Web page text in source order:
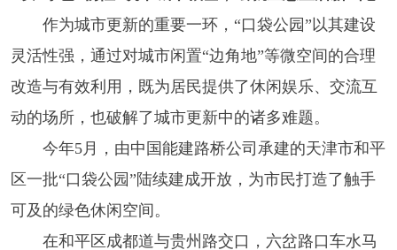
作为城市更新的重要一环，“口袋公园”以其建设
灵活性强，通过对城市闲置“边角地”等微空间的合理
改造与有效利用，既为居民提供了休闲娱乐、交流互
动的场所，也破解了城市更新中的诸多难题。
今年5月，由中国能建路桥公司承建的天津市和平
区一批“口袋公园”陆续建成开放，为市民打造了触手
可及的绿色休闲空间。
在和平区成都道与贵州路交口，六岔路口车水马